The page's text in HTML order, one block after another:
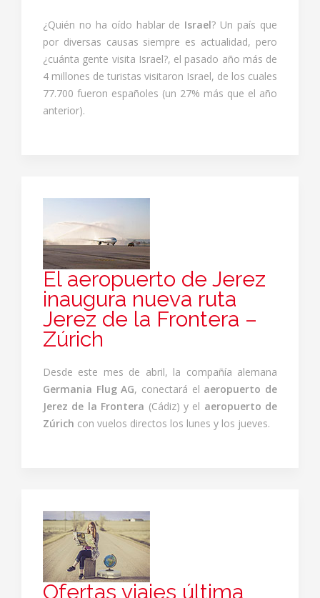
¿Quién no ha oído hablar de Israel? Un país que
por diversas causas siempre es actualidad, pero
¿cuánta gente visita Israel?, el pasado año más de
4 millones de turistas visitaron Israel, de los cuales
77.700 fueron españoles (un 27% más que el año
anterior).
El aeropuerto de Jerez
inaugura nueva ruta
Jerez de la Frontera –
Zúrich
Desde este mes de abril, la compañía alemana
Germania Flug AG, conectará el aeropuerto de
Jerez de la Frontera (Cádiz) y el aeropuerto de
Zúrich con vuelos directos los lunes y los jueves.
Ofertas viajes última